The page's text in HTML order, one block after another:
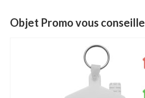
Bouteille & Mug Isotherme
Bouteille isotherme
Mug isotherme
Objet Promo vous conseille